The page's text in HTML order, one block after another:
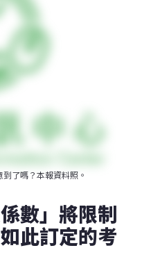
了嗎？本報資料照。
數」將限制
此訂定的考